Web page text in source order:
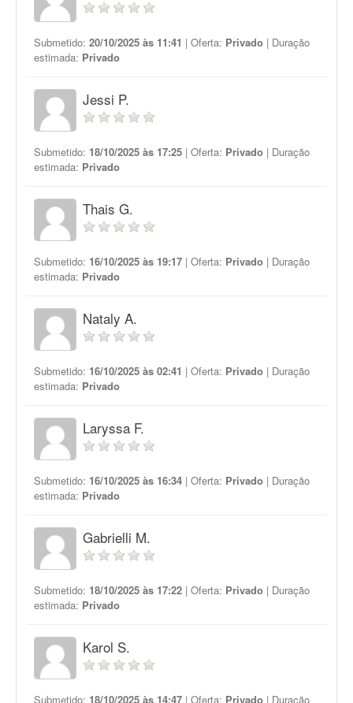
Submetido: 20/10/2025 às 11:41 | Oferta: Privado | Duração
estimada: Privado
Jessi P.
Submetido: 18/10/2025 às 17:25 | Oferta: Privado | Duração
estimada: Privado
Thais G.
Submetido: 16/10/2025 às 19:17 | Oferta: Privado | Duração
estimada: Privado
Nataly A.
Submetido: 16/10/2025 às 02:41 | Oferta: Privado | Duração
estimada: Privado
Laryssa F.
Submetido: 16/10/2025 às 16:34 | Oferta: Privado | Duração
estimada: Privado
Gabrielli M.
Submetido: 18/10/2025 às 17:22 | Oferta: Privado | Duração
estimada: Privado
Karol S.
Submetido: 18/10/2025 às 14:47 | Oferta: Privado | Duração